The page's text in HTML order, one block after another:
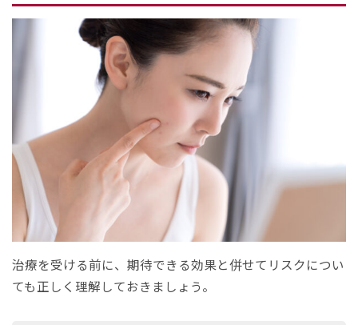
治療を受ける前に、期待できる効果と併せてリスクについ
ても正しく理解しておきましょう。